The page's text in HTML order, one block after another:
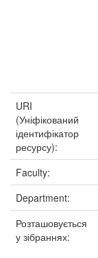
URI
(Уніфікований
ідентифікатор
ресурсу):
Faculty:
Department:
Розташовується
у зібраннях: